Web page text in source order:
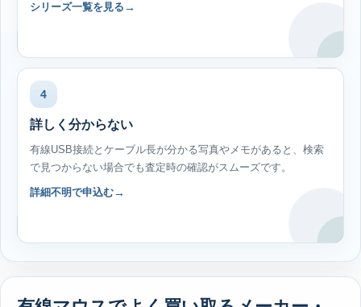
シリーズ一覧を見る
4
詳しく分からない
有線USB接続とケーブル長が分かる写真やメモがあると、検索
で見つからない場合でも査定時の確認がスムーズです。
詳細不明で申込む